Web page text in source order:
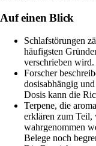
Auf einen Blick
Schlafstörungen
häufigsten
verschrieben wird.
Forscher
dosisabhängig
Dosis kann die
Terpene, die
erklären zum Teil,
wahrgenommen
Belege noch